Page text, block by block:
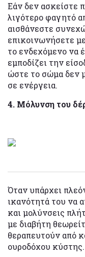
Εάν δεν ασκείστε
λιγότερο φαγητό
αισθάνεστε
επικοινωνήσετε
το ενδεχόμενο να
εμποδίζει την
ώστε το σώμα δεν
σε ενέργεια.
4. Μόλυνση του
Όταν υπάρχει
ικανότητά του να
και μολύνσεις
με διαβήτη
θεραπευτούν από
ουροδόχου κύστης.